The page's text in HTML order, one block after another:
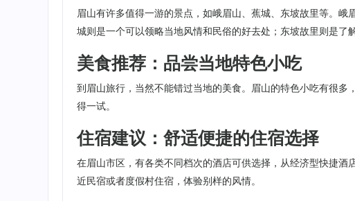
眉山有许多值得一游的景点，如峨眉山、蕉城、东坡故里等。
城则是一个可以领略当地风情和民俗的好去处；东坡故里则是了
美食推荐：品尝当地特色小吃
到眉山旅行，当然不能错过当地的美食。眉山的特色小吃有很
得一试。
住宿建议：舒适便捷的住宿选择
在眉山市区，有各类不同档次的酒店可供选择，从经济型快捷
近民宿或者度假村住宿，体验别样的风情。